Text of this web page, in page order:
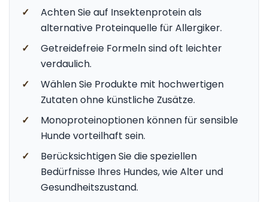
✓
Achten Sie auf Insektenprotein als
alternative Proteinquelle für Allergiker.
✓
Getreidefreie Formeln sind oft leichter
verdaulich.
✓
Wählen Sie Produkte mit hochwertigen
Zutaten ohne künstliche Zusätze.
✓
Monoproteinoptionen können für sensible
Hunde vorteilhaft sein.
✓
Berücksichtigen Sie die speziellen
Bedürfnisse Ihres Hundes, wie Alter und
Gesundheitszustand.